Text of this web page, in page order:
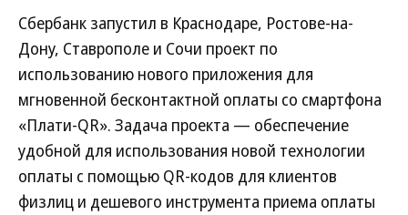
Сбербанк запустил в Краснодаре, Ростове-на-
Дону, Ставрополе и Сочи проект по
использованию нового приложения для
мгновенной бесконтактной оплаты со смартфона
«Плати-QR». Задача проекта — обеспечение
удобной для использования новой технологии
оплаты с помощью QR-кодов для клиентов
физлиц и дешевого инструмента приема оплаты